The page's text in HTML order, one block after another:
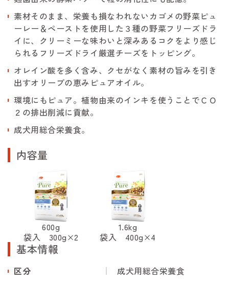
素材そのまま、栄養も損なわれないカゴメの野菜ピュ
ーレー＆ペーストを使用した３種の野菜フリーズドラ
イに、クリーミーな味わいと深みあるコクをより感じ
られるフリーズドライ厳選チーズをトッピング。
オレイン酸を多く含み、クセがなく素材の旨みを引き
出すオリーブの恵みピュアオイル。
環境にもピュア。植物由来のインキを使うことでＣＯ
２の排出削減に貢献。
成犬用総合栄養食。
内容量
600g
袋入 300g×2
1.6kg
袋入 400g×4
基本情報
区分 成犬用総合栄養食